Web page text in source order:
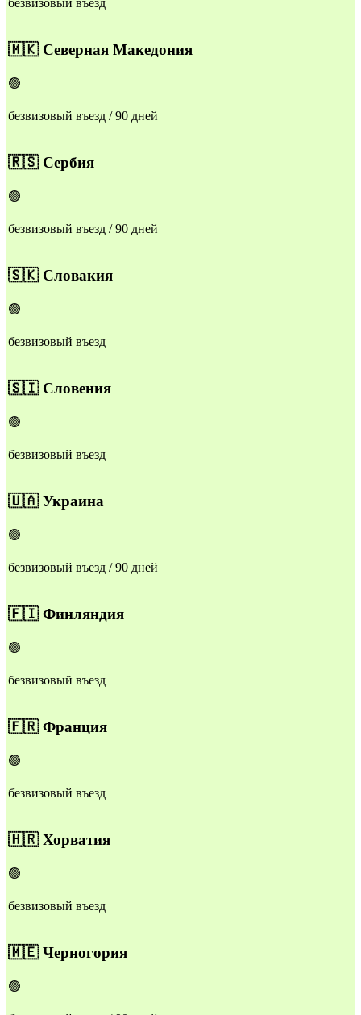
🇲🇰 Северная Македония
🟢
безвизовый въезд / 90 дней
🇷🇸 Сербия
🟢
безвизовый въезд / 90 дней
🇸🇰 Словакия
🟢
безвизовый въезд
🇸🇮 Словения
🟢
безвизовый въезд
🇺🇦Украина
🟢
безвизовый въезд / 90 дней
🇫🇮Финляндия
🟢
безвизовый въезд
🇫🇷Франция
🟢
безвизовый въезд
🇭🇷Хорватия
🟢
безвизовый въезд
🇲🇪Черногория
🟢